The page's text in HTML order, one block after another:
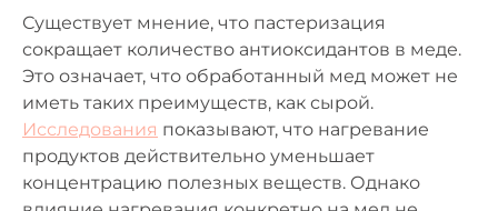
Существует мнение, что пастеризация
сокращает количество антиоксидантов в меде.
Это означает, что обработанный мед может не
иметь таких преимуществ, как сырой.
Исследования показывают, что нагревание
продуктов действительно уменьшает
концентрацию полезных веществ. Однако